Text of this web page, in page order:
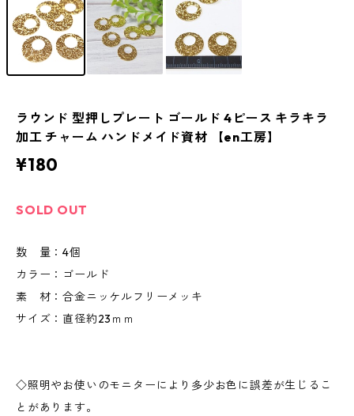
ラウンド 型押しプレート ゴールド 4ピース キラキラ
加工 チャーム ハンドメイド資材 【en工房】
¥180
SOLD OUT
数 量：4個
カラー：ゴールド
素 材：合金ニッケルフリーメッキ
サイズ：直径約23ｍｍ
◇照明やお使いのモニターにより多少お色に誤差が生じるこ
とがあります。